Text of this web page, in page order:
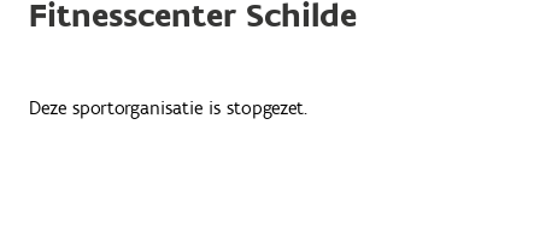
Fitnesscenter Schilde
Deze sportorganisatie is stopgezet.